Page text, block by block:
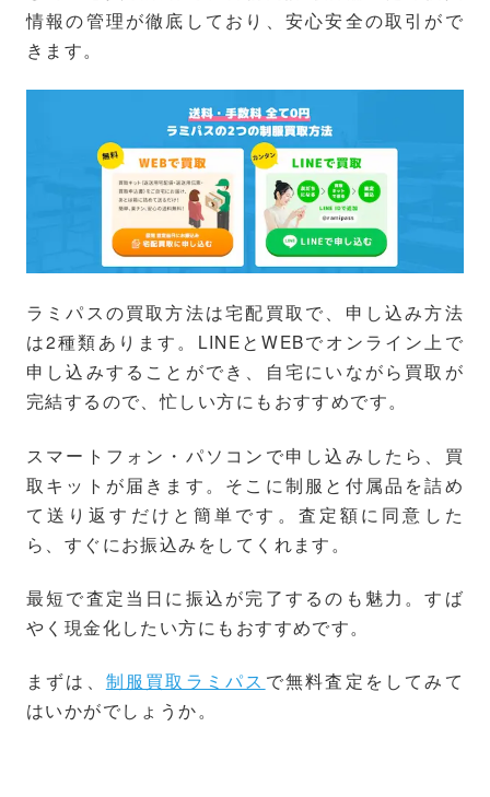
情報の管理が徹底しており、安心安全の取引がで
きます。
ラミパスの買取方法は宅配買取で、申し込み方法
は2種類あります。LINEとWEBでオンライン上で
申し込みすることができ、自宅にいながら買取が
完結するので、忙しい方にもおすすめです。
スマートフォン・パソコンで申し込みしたら、買
取キットが届きます。そこに制服と付属品を詰め
て送り返すだけと簡単です。査定額に同意した
ら、すぐにお振込みをしてくれます。
最短で査定当日に振込が完了するのも魅力。すば
やく現金化したい方にもおすすめです。
まずは、 制服買取ラミパス で無料査定をしてみて
はいかがでしょうか。